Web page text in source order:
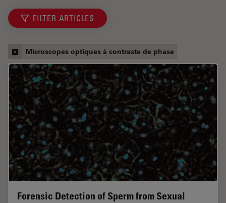
FILTER ARTICLES
Microscopes optiques à contraste de phase
Forensic Detection of Sperm from Sexual